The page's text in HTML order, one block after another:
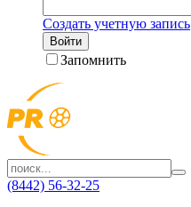
Создать учетную запись
Войти
Запомнить
(8442) 56-32-25